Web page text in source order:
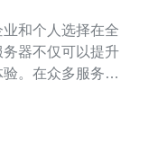
和个人选择在全
器不仅可以提升
。在众多服务器
比，帮助您做出